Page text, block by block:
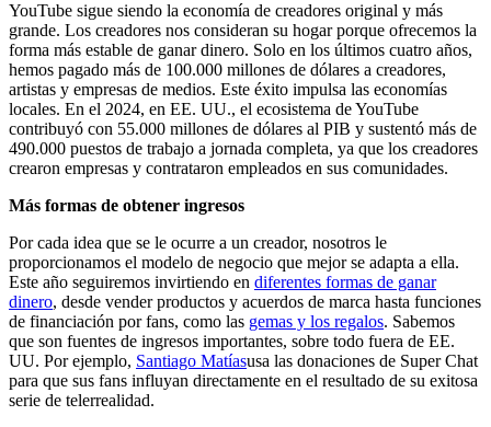
YouTube sigue siendo la economía de creadores original y más
grande. Los creadores nos consideran su hogar porque ofrecemos la
forma más estable de ganar dinero. Solo en los últimos cuatro años,
hemos pagado más de 100.000 millones de dólares a creadores,
artistas y empresas de medios. Este éxito impulsa las economías
locales. En el 2024, en EE. UU., el ecosistema de YouTube
contribuyó con 55.000 millones de dólares al PIB y sustentó más de
490.000 puestos de trabajo a jornada completa, ya que los creadores
crearon empresas y contrataron empleados en sus comunidades.
Más formas de obtener ingresos
Por cada idea que se le ocurre a un creador, nosotros le
proporcionamos el modelo de negocio que mejor se adapta a ella.
Este año seguiremos invirtiendo en diferentes formas de ganar
dinero, desde vender productos y acuerdos de marca hasta funciones
de financiación por fans, como las gemas y los regalos. Sabemos
que son fuentes de ingresos importantes, sobre todo fuera de EE.
UU. Por ejemplo, Santiago Matíasusa las donaciones de Super Chat
para que sus fans influyan directamente en el resultado de su exitosa
serie de telerrealidad.